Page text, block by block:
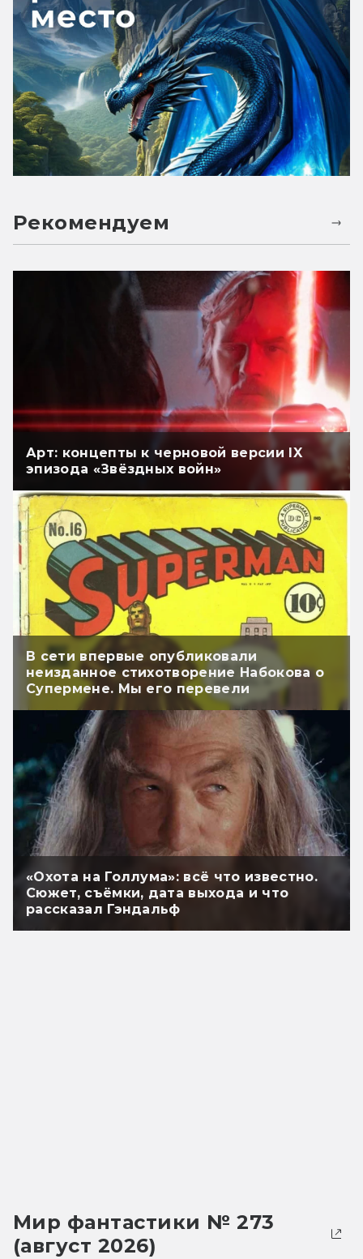
Рекомендуем
Арт: концепты к черновой версии IX
эпизода «Звёздных войн»
В сети впервые опубликовали
неизданное стихотворение Набокова о
Супермене. Мы его перевели
«Охота на Голлума»: всё что известно.
Сюжет, съёмки, дата выхода и что
рассказал Гэндальф
Мир фантастики № 273
(август 2026)